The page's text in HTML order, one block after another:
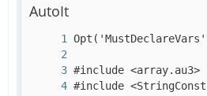
AutoIt